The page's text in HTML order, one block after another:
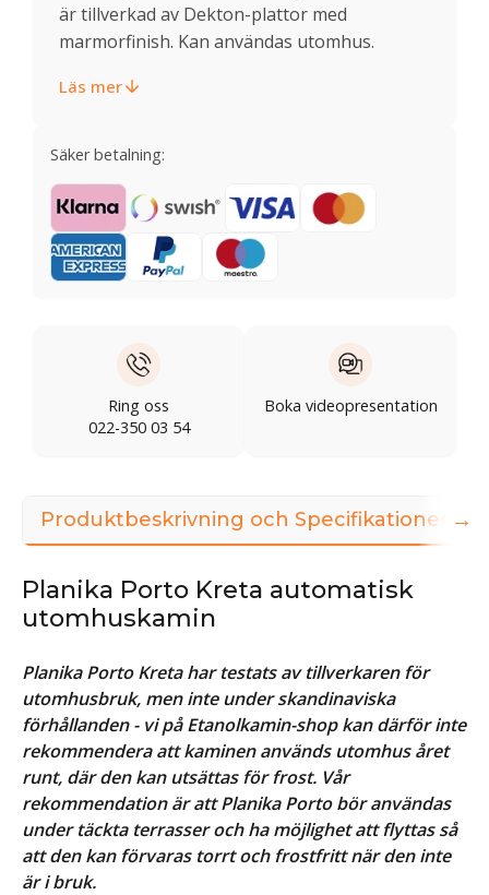
är tillverkad av Dekton-plattor med
marmorfinish. Kan användas utomhus.
Läs mer
Säker betalning:
Ring oss
022-350 03 54
Boka videopresentation
Produktbeskrivning och Specifikationer
Planika Porto Kreta automatisk
utomhuskamin
Planika Porto Kreta har testats av tillverkaren för
utomhusbruk, men inte under skandinaviska
förhållanden - vi på Etanolkamin-shop kan därför inte
rekommendera att kaminen används utomhus året
runt, där den kan utsättas för frost. Vår
rekommendation är att Planika Porto bör användas
under täckta terrasser och ha möjlighet att flyttas så
att den kan förvaras torrt och frostfritt när den inte
är i bruk.
→